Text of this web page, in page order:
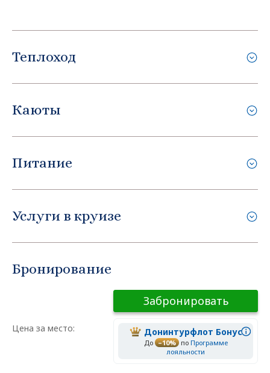
Теплоход
Каюты
Питание
Услуги в круизе
Бронирование
Цена за место:
Забронировать
Донинтурфлот Бонус
До –10% по Программе
лояльности